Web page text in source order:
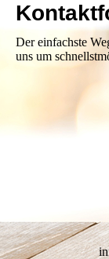
Der einfachste
uns um